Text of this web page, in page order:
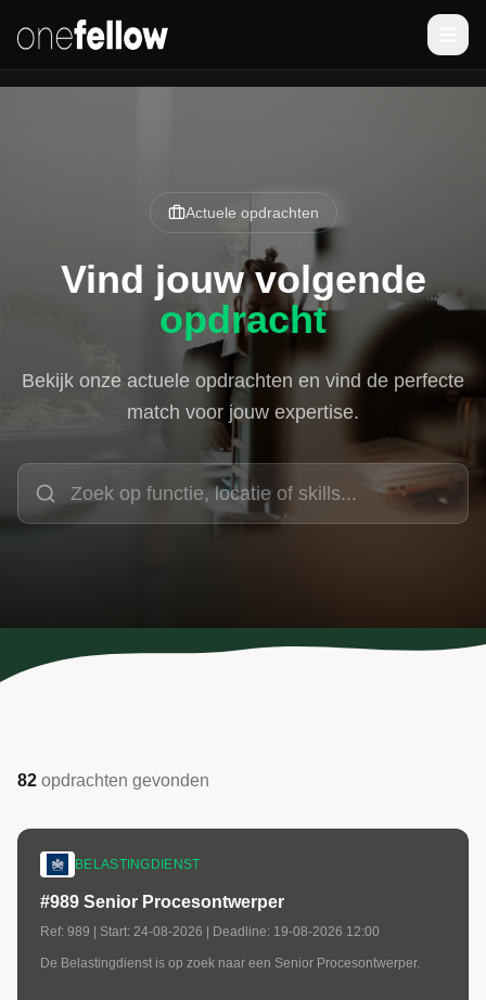
Actuele opdrachten
Vind jouw volgende
opdracht
Bekijk onze actuele opdrachten en vind de perfecte
match voor jouw expertise.
82 opdrachten gevonden
BELASTINGDIENST
#989 Senior Procesontwerper
Ref: 989 | Start: 24-08-2026 | Deadline: 19-08-2026 12:00
De Belastingdienst is op zoek naar een Senior Procesontwerper.